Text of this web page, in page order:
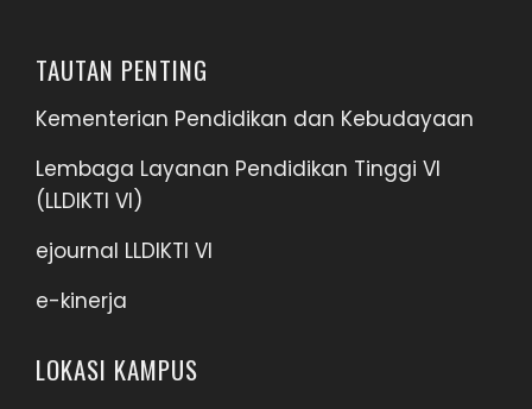
TAUTAN PENTING
Kementerian Pendidikan dan Kebudayaan
Lembaga Layanan Pendidikan Tinggi VI
(LLDIKTI VI)
ejournal LLDIKTI VI
e-kinerja
LOKASI KAMPUS